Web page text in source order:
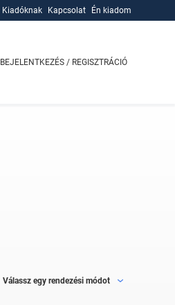
Kiadóknak
Kapcsolat Én kiadom
BEJELENTKEZÉS / REGISZTRÁCIÓ
Válassz egy rendezési módot